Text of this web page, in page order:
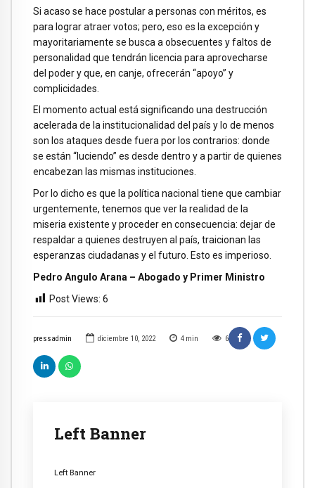
pressadmin diciembre 10, 2022 4 min 6
Left Banner
Left Banner
Si acaso se hace postular a personas con méritos, es
para lograr atraer votos; pero, eso es la excepción y
mayoritariamente se busca a obsecuentes y faltos de
personalidad que tendrán licencia para aprovecharse
del poder y que, en canje, ofrecerán “apoyo” y
complicidades.
El momento actual está significando una destrucción
acelerada de la institucionalidad del país y lo de menos
son los ataques desde fuera por los contrarios: donde
se están “luciendo” es desde dentro y a partir de quienes
encabezan las mismas instituciones.
Por lo dicho es que la política nacional tiene que cambiar
urgentemente, tenemos que ver la realidad de la
miseria existente y proceder en consecuencia: dejar de
respaldar a quienes destruyen al país, traicionan las
esperanzas ciudadanas y el futuro. Esto es imperioso.
Pedro Angulo Arana – Abogado y Primer Ministro
Post Views: 6